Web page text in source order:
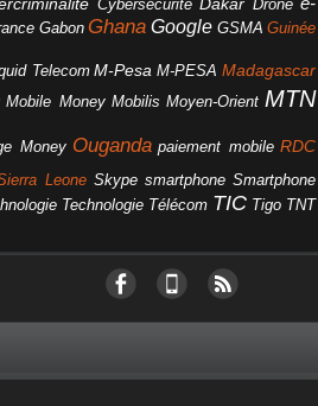
Cybersécurité Drone
Gabon Ghana Google GSMA Guinée
Telecom M-Pesa M-PESA Madagascar
Mobile Money Mobilis Moyen-Orient MTN
Money Ouganda paiement mobile RDC
Leone Skype smartphone Smartphone
Technologie Télécom TIC Tigo TNT